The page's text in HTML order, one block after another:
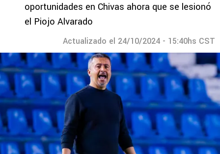
oportunidades en Chivas ahora que se lesionó
el Piojo Alvarado
Actualizado el 24/10/2024 - 15:40hs CST